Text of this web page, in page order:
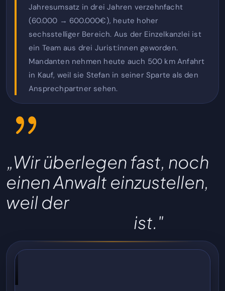
Jahresumsatz in drei Jahren verzehnfacht
(60.000 → 600.000€), heute hoher
sechsstelliger Bereich. Aus der Einzelkanzlei ist
ein Team aus drei Jurist:innen geworden.
Mandanten nehmen heute auch 500 km Anfahrt
in Kauf, weil sie Stefan in seiner Sparte als den
Ansprechpartner sehen.
„Wir überlegen fast, noch
einen Anwalt einzustellen,
weil der
ist."